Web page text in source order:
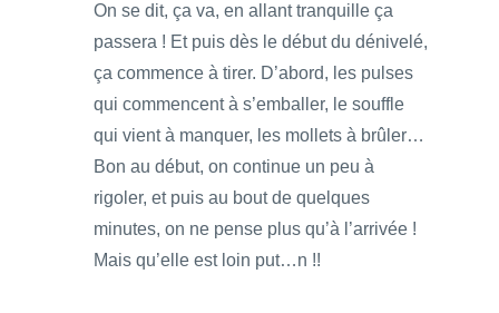
On se dit, ça va, en allant tranquille ça
passera ! Et puis dès le début du dénivelé,
ça commence à tirer. D’abord, les pulses
qui commencent à s’emballer, le souffle
qui vient à manquer, les mollets à brûler…
Bon au début, on continue un peu à
rigoler, et puis au bout de quelques
minutes, on ne pense plus qu’à l’arrivée !
Mais qu’elle est loin put…n !!